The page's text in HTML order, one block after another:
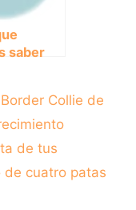
saber
y
Collie de
de tus
de cuatro patas